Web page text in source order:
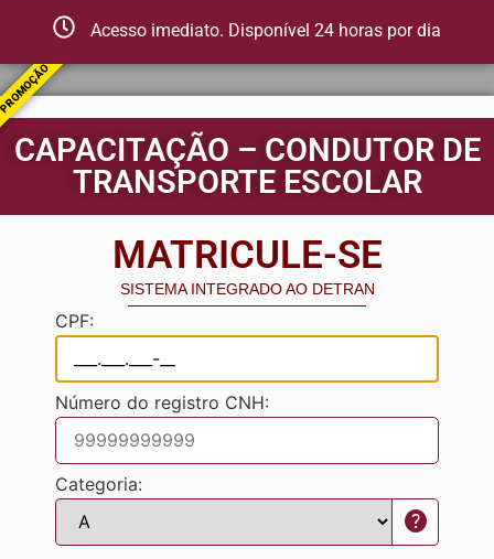
Acesso imediato. Disponível 24 horas por dia
CAPACITAÇÃO – CONDUTOR DE
TRANSPORTE ESCOLAR
MATRICULE-SE
SISTEMA INTEGRADO AO DETRAN
CPF:
Número do registro CNH:
Categoria:
help